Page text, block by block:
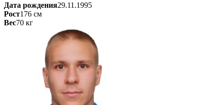
Дата рождения29.11.1995
Рост176 см
Вес70 кг